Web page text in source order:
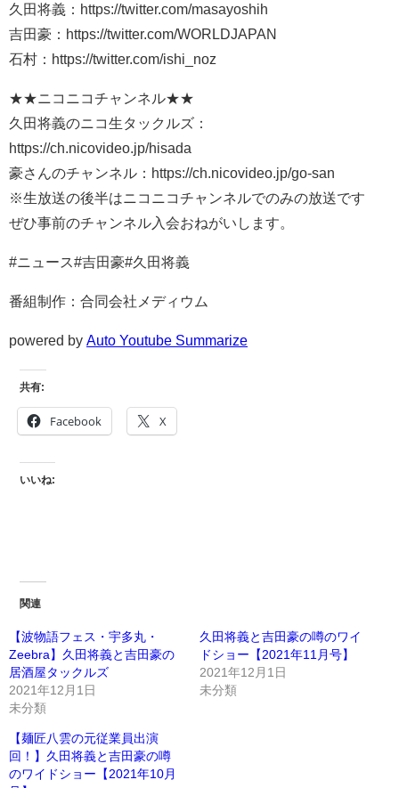
久田将義：https://twitter.com/masayoshih
吉田豪：https://twitter.com/WORLDJAPAN
石村：https://twitter.com/ishi_noz
★★ニコニコチャンネル★★
久田将義のニコ生タックルズ：
https://ch.nicovideo.jp/hisada
豪さんのチャンネル：https://ch.nicovideo.jp/go-san
※生放送の後半はニコニコチャンネルでのみの放送です
ぜひ事前のチャンネル入会おねがいします。
#ニュース#吉田豪#久田将義
番組制作：合同会社メディウム
powered by Auto Youtube Summarize
共有:
Facebook X
いいね:
関連
【波物語フェス・宇多丸・
Zeebra】久田将義と吉田豪の
居酒屋タックルズ
2021年12月1日
未分類
久田将義と吉田豪の噂のワイ
ドショー【2021年11月号】
2021年12月1日
未分類
【麺匠八雲の元従業員出演
回！】久田将義と吉田豪の噂
のワイドショー【2021年10月